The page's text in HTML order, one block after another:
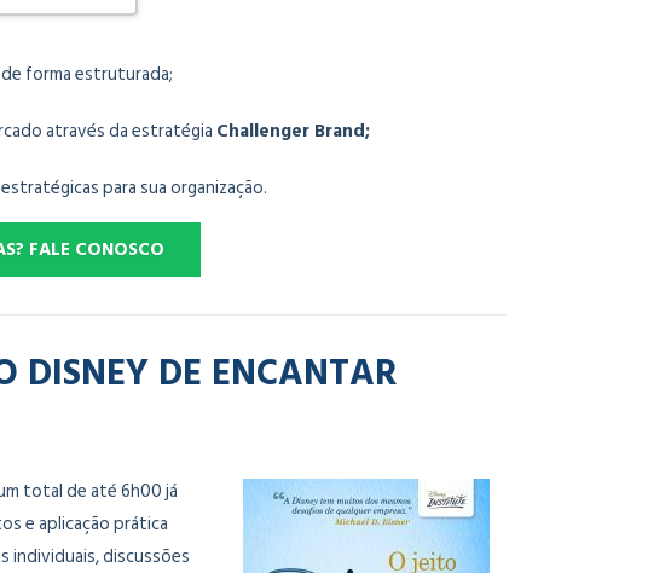
de forma estruturada;
através da estratégia Challenger Brand;
para sua organização.
FALE CONOSCO
DISNEY DE ENCANTAR
total de até 6h00 já
e aplicação prática
individuais, discussões